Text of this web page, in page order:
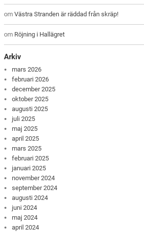
omVästra Stranden är räddad från skräp!
om Röjning i Hallägret
Arkiv
mars 2026
februari 2026
december 2025
oktober 2025
augusti 2025
juli 2025
maj 2025
april 2025
mars 2025
februari 2025
januari 2025
november 2024
september 2024
augusti 2024
juni 2024
maj 2024
april 2024